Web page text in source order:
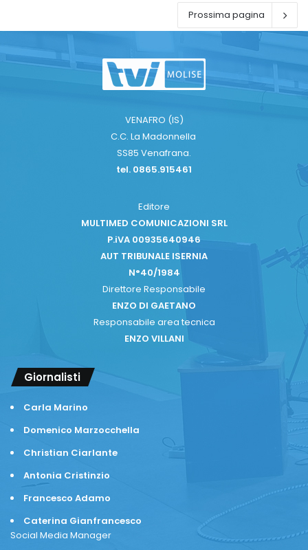
Prossima pagina
VENAFRO (IS)
C.C. La Madonnella
SS85 Venafrana.
tel. 0865.915461
Editore
MULTIMED COMUNICAZIONI SRL
P.iVA 00935640946
AUT TRIBUNALE ISERNIA
N°40/1984
Direttore Responsabile
ENZO DI GAETANO
Responsabile area tecnica
ENZO VILLANI
Giornalisti
Carla Marino
Domenico Marzocchella
Christian Ciarlante
Antonia Cristinzio
Francesco Adamo
Caterina Gianfrancesco
Social Media Manager